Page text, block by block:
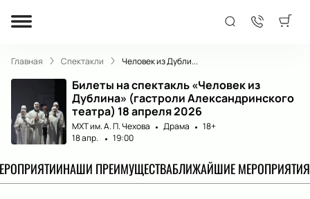
Главная Спектакли Человек из Дубли...
Билеты на спектакль «Человек из
Дублина» (гастроли Александринского
театра) 18 апреля 2026
МХТ им. А. П. Чехова Драма
18+
18 апр.
19:00
НАШИ ПРЕИМУЩЕСТВАБЛИЖАЙШИЕ МЕРОПРИЯТИЯ